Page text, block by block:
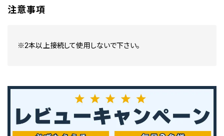
注意事項
※2本以上接続して使用しないで下さい。